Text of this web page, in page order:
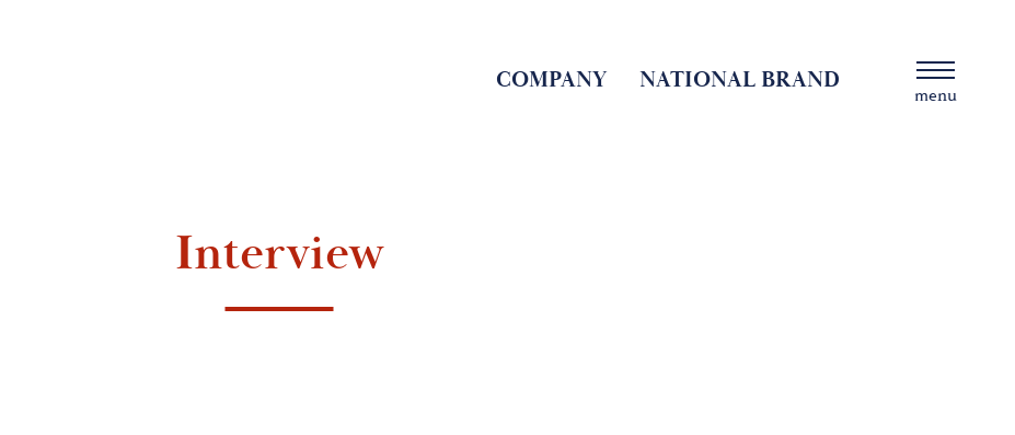
COMPANY NATIONAL BRAND
menu
Interview